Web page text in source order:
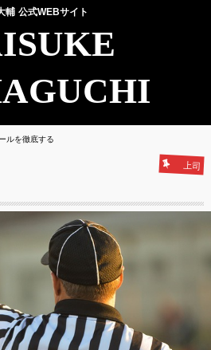
輔 公式WEBサイト
ルを徹底する
上司